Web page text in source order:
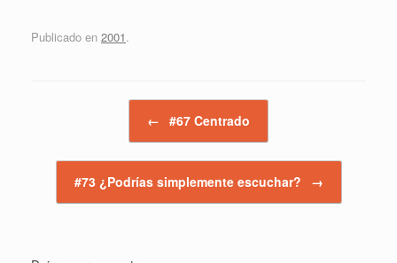
Publicado en 2001.
← #67 Centrado
#73 ¿Podrías simplemente escuchar? →